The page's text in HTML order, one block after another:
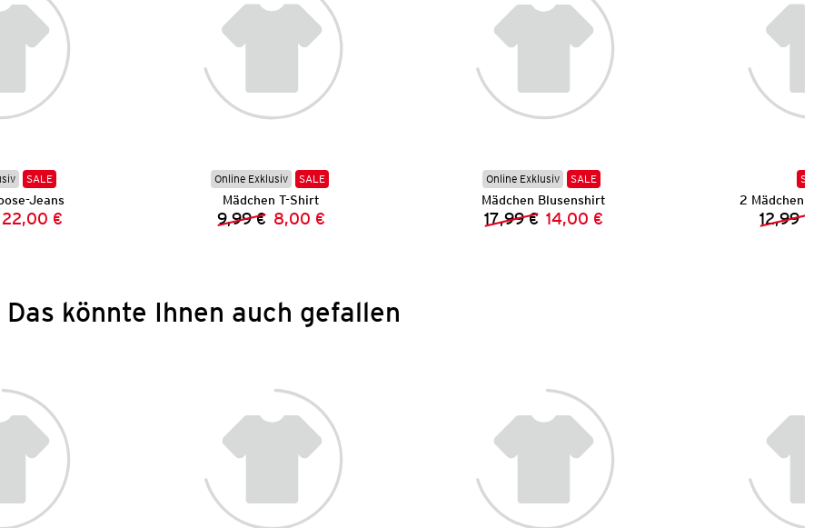
SALE
Jeans
Preis:
Preis:
22,00 €
Online Exklusiv SALE
Mädchen T-Shirt
Vorheriger Preis:
9,99 € Neuer Preis:
8,00 €
Online Exklusiv SALE
Mädchen Blusenshirt
Vorheriger Preis:
17,99 € Neuer Preis:
14,00 €
2 Mädchen
12,99 €
Das könnte Ihnen auch gefallen